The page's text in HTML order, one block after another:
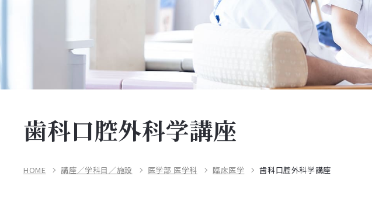
歯科口腔外科学講座
HOME 講座／学科目／施設 医学部 医学科 臨床医学 歯科口腔外科学講座